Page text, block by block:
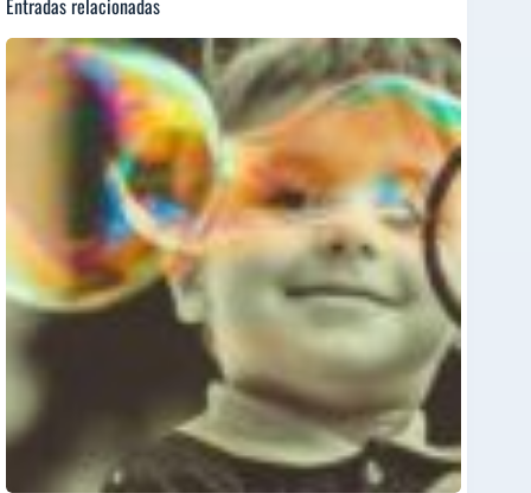
Entradas relacionadas